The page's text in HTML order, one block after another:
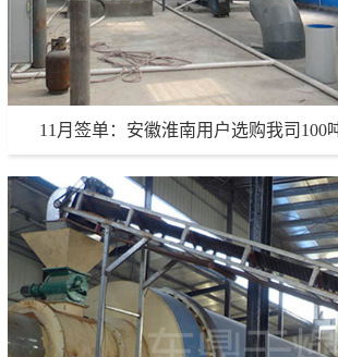
11月签单：安徽淮南用户选购我司100
11月签单：安徽淮南用户选购我司100
生产能力：100吨/天 项目地点：
项目详情